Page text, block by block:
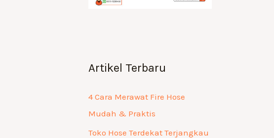
Artikel Terbaru
4 Cara Merawat Fire Hose
Mudah & Praktis
Toko Hose Terdekat Terjangkau